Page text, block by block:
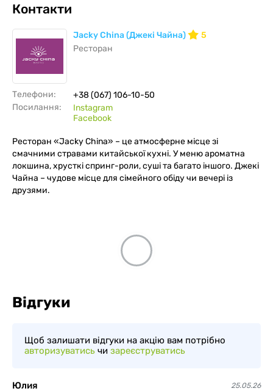
Контакти
Jacky China (Джекі Чайна)
5
Ресторан
Телефони:
+38 (067) 106-10-50
Посилання:
Instagram
Facebook
Ресторан «Jacky China» – це атмосферне місце зі
смачними стравами китайської кухні. У меню ароматна
локшина, хрусткі спринг-роли, суші та багато іншого. Джекі
Чайна – чудове місце для сімейного обіду чи вечері із
друзями.
Відгуки
Щоб залишати відгуки на акцію вам потрібно
авторизуватись чи зареєструватись
Юлия 25.05.26